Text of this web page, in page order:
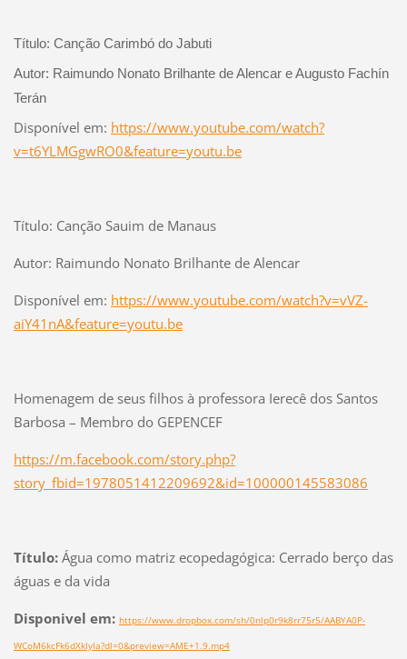
Título: Canção Carimbó do Jabuti
Autor: Raimundo Nonato Brilhante de Alencar e Augusto Fachín
Terán
Disponível em: https://www.youtube.com/watch?
v=t6YLMGgwRO0&feature=youtu.be
Título: Canção Sauim de Manaus
Autor: Raimundo Nonato Brilhante de Alencar
Disponível em: https://www.youtube.com/watch?v=vVZ-
aiY41nA&feature=youtu.be
Homenagem de seus filhos à professora Ierecê dos Santos
Barbosa – Membro do GEPENCEF
https://m.facebook.com/story.php?
story_fbid=1978051412209692&id=100000145583086
Título:Água como matriz ecopedagógica: Cerrado berço das
águas e da vida
Disponivel em: https://www.dropbox.com/sh/0nlp0r9k8rr75r5/AABYA0P-
WCoM6kcFk6dXklyIa?dl=0&preview=AME+1.9.mp4